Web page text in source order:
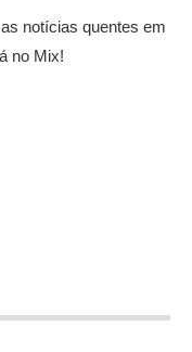
notícias quentes em
no Mix!